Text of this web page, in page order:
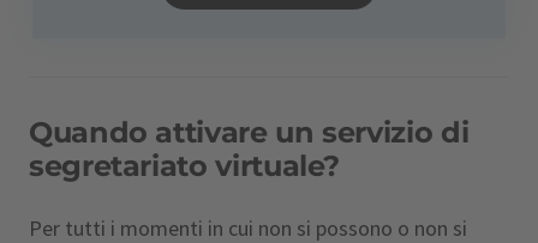
Quando attivare un servizio di
segretariato virtuale?
Per tutti i momenti in cui non si possono o non si